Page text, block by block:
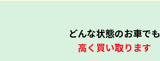
どんな状態のお車でも
高く買い取ります